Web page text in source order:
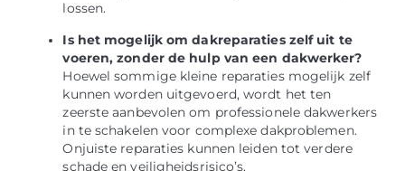
lossen.
Is het mogelijk om dakreparaties zelf uit te
voeren, zonder de hulp van een dakwerker?
Hoewel sommige kleine reparaties mogelijk zelf
kunnen worden uitgevoerd, wordt het ten
zeerste aanbevolen om professionele dakwerkers
in te schakelen voor complexe dakproblemen.
Onjuiste reparaties kunnen leiden tot verdere
schade en veiligheidsrisico’s.